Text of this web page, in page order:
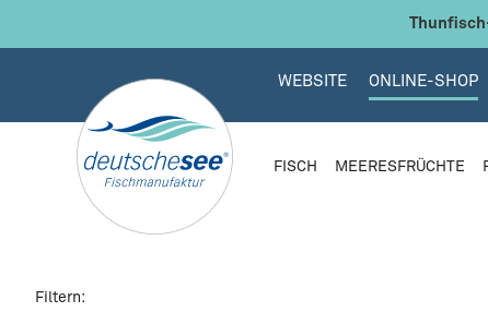
WEBSITE ONLINE-SHOP
FISCH MEERESFRÜCHTE
Filtern: